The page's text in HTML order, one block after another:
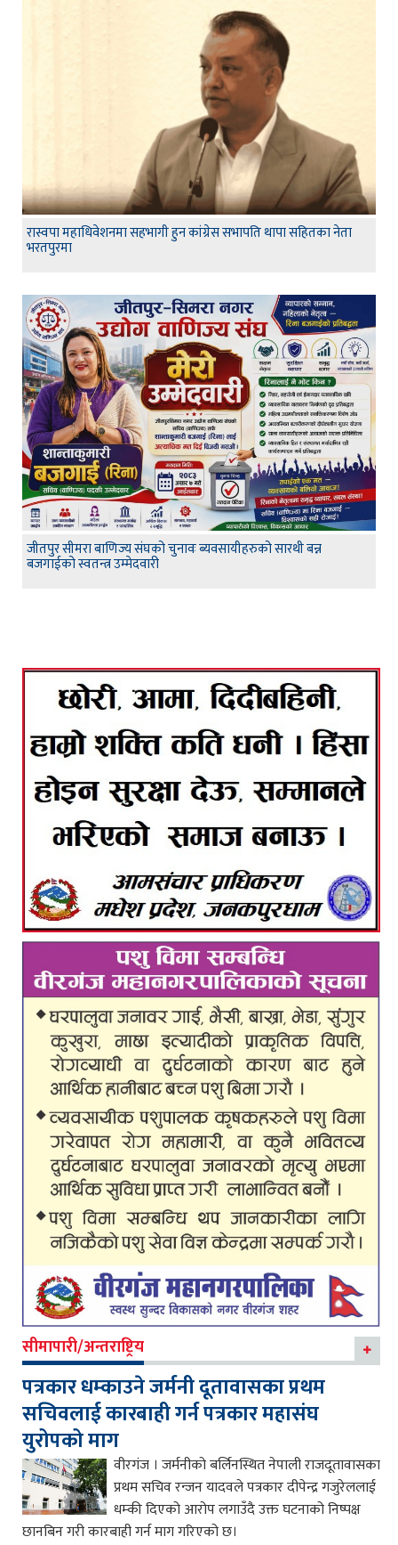
रास्वपा महाधिवेशनमा सहभागी हुन कांग्रेस सभापति थापा सहितका नेता
भरतपुरमा
जीतपुर सीमरा बाणिज्य संघको चुनावः ब्यवसायीहरुको सारथी बन्न
बजगाईको स्वतन्त्र उम्मेदवारी
सीमापारी/अन्तराष्ट्रिय
पत्रकार धम्काउने जर्मनी दूतावासका प्रथम
सचिवलाई कारबाही गर्न पत्रकार महासंघ
युरोपको माग
वीरगंज । जर्मनीको बर्लिनस्थित नेपाली राजदूतावासका
प्रथम सचिव रन्जन यादवले पत्रकार दीपेन्द्र गजुरेललाई
धम्की दिएको आरोप लगाउँदै उक्त घटनाको निष्पक्ष
छानबिन गरी कारबाही गर्न माग गरिएको छ।